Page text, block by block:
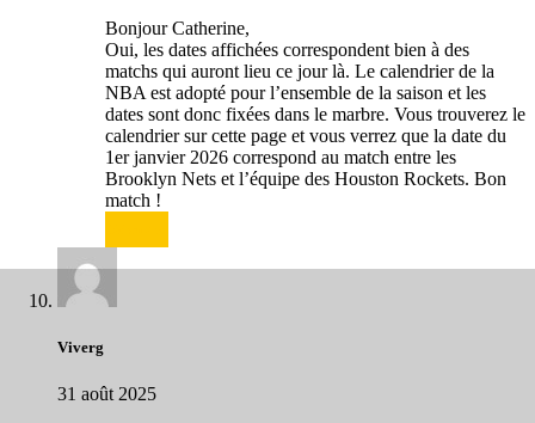
Bonjour Catherine,
Oui, les dates affichées correspondent bien à des
matchs qui auront lieu ce jour là. Le calendrier de la
NBA est adopté pour l’ensemble de la saison et les
dates sont donc fixées dans le marbre. Vous trouverez le
calendrier sur cette page et vous verrez que la date du
1er janvier 2026 correspond au match entre les
Brooklyn Nets et l’équipe des Houston Rockets. Bon
match !
Viverg
31 août 2025